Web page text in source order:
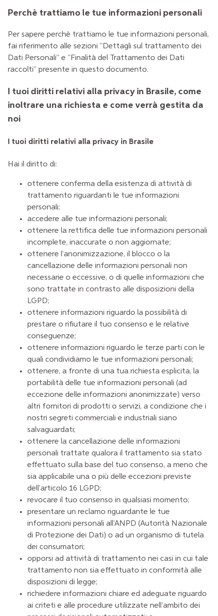
Perchè trattiamo le tue informazioni personali
Per sapere perchè trattiamo le tue informazioni personali,
fai riferimento alle sezioni “Dettagli sul trattamento dei
Dati Personali” e “Finalità del Trattamento dei Dati
raccolti” presente in questo documento.
I tuoi diritti relativi alla privacy in Brasile, come
inoltrare una richiesta e come verrà gestita da
noi
I tuoi diritti relativi alla privacy in Brasile
Hai il diritto di:
ottenere conferma della esistenza di attività di
trattamento riguardanti le tue informazioni
personali;
accedere alle tue informazioni personali;
ottenere la rettifica delle tue informazioni personali
incomplete, inaccurate o non aggiornate;
ottenere l’anonimizzazione, il blocco o la
cancellazione delle informazioni personali non
necessarie o eccessive, o di quelle informazioni che
sono trattate in contrasto alle disposizioni della
LGPD;
ottenere informazioni riguardo la possibilità di
prestare o rifiutare il tuo consenso e le relative
conseguenze;
ottenere informazioni riguardo le terze parti con le
quali condividiamo le tue informazioni personali;
ottenere, a fronte di una tua richiesta esplicita, la
portabilità delle tue informazioni personali (ad
eccezione delle informazioni anonimizzate) verso
altri fornitori di prodotti o servizi, a condizione che i
nostri segreti commerciali e industriali siano
salvaguardati;
ottenere la cancellazione delle informazioni
personali trattate qualora il trattamento sia stato
effettuato sulla base del tuo consenso, a meno che
sia applicabile una o più delle eccezioni previste
dell’articolo 16 LGPD;
revocare il tuo consenso in qualsiasi momento;
presentare un reclamo riguardante le tue
informazioni personali all’ANPD (Autorità Nazionale
di Protezione dei Dati) o ad un organismo di tutela
dei consumatori;
opporsi ad attività di trattamento nei casi in cui tale
trattamento non sia effettuato in conformità alle
disposizioni di legge;
richiedere informazioni chiare ed adeguate riguardo
ai criteti e alle procedure utilizzate nell’ambito dei